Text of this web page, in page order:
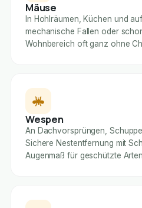
Mäuse
In Hohlräumen, Küchen und
mechanische Fallen oder
Wohnbereich oft ganz ohne
Wespen
An Dachvorsprüngen,
Sichere Nestentfernung mit
Augenmaß für geschützte